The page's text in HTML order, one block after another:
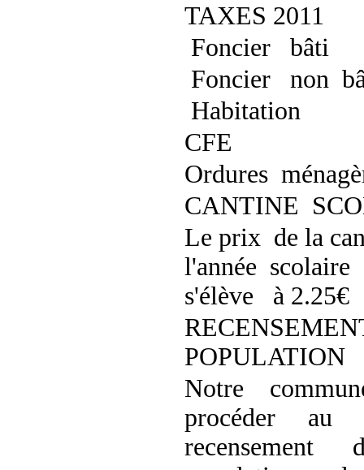
TAXES 2011
Foncier bâti
Foncier non
Habitation
CFE
Ordures
CANTINE
Le prix de la
l'année
s'élève à 2.25€
POPULATION
Notre
procéder au
recensement